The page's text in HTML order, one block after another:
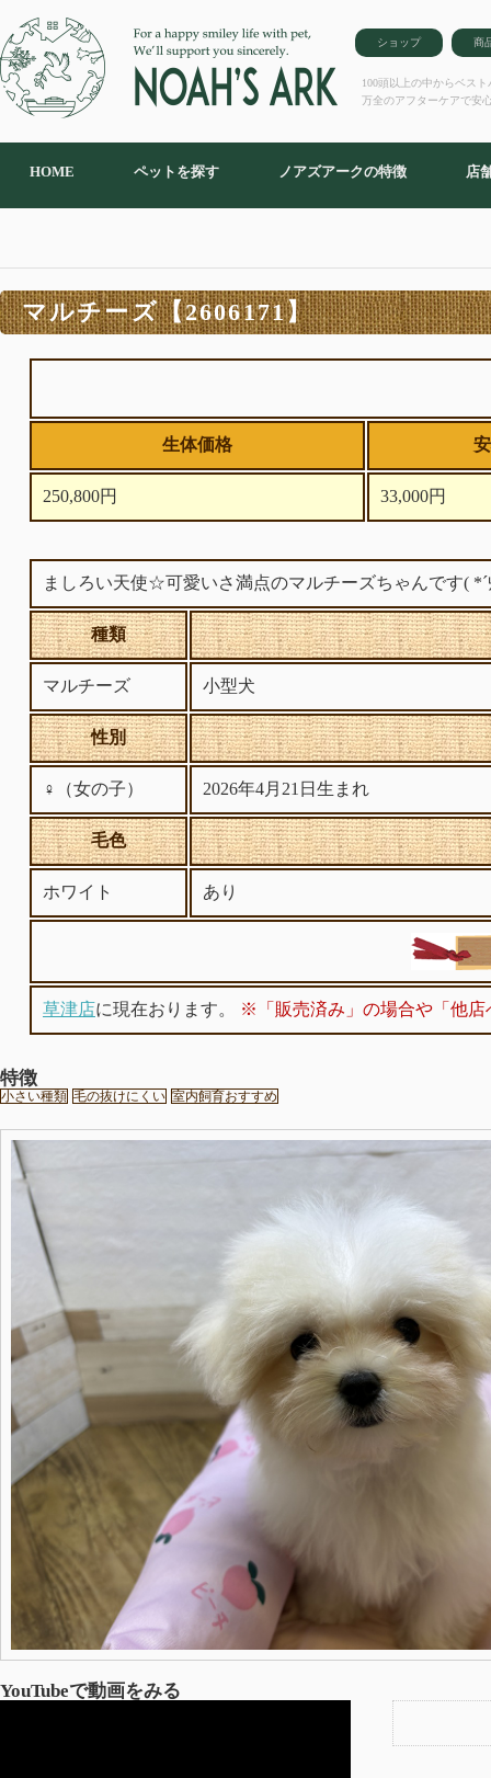
ショップ 商
100頭以上の中からベス
万全のアフターケアで安
HOME ペットを探す ノアズアークの特徴 店
マルチーズ【2606171】
生体価格
250,800円 33,000円
ましろい天使☆可愛いさ満点のマルチーズちゃんです( *´
種類
マルチーズ 小型犬
性別
♀（女の子） 2026年4月21日生まれ
毛色
ホワイト あり
草津店に現在おります。 ※「販売済み」の場合や「他店
特徴
小さい種類 毛の抜けにくい 室内飼育おすすめ
YouTubeで動画をみる